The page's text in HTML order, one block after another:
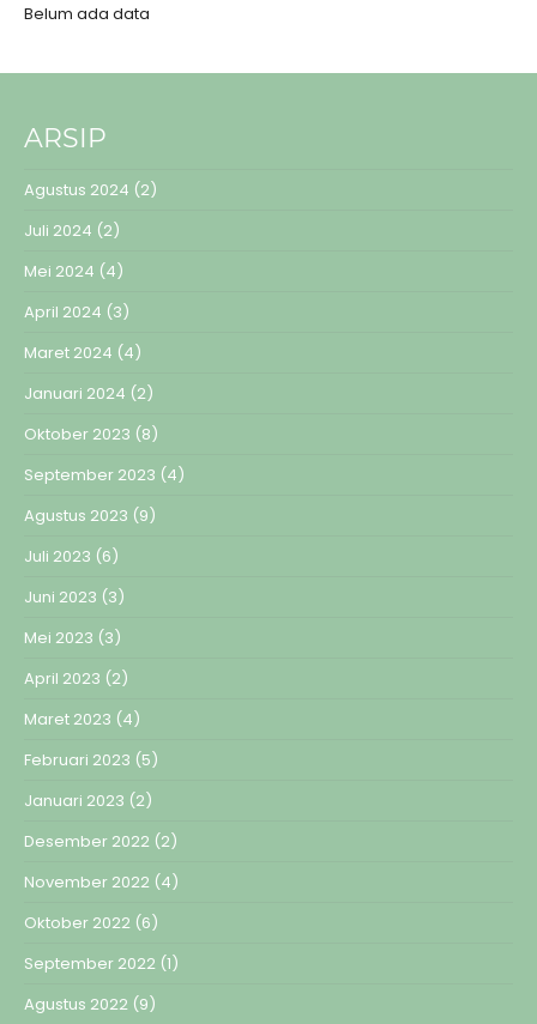
Belum ada data
ARSIP
Agustus 2024 (2)
Juli 2024 (2)
Mei 2024 (4)
April 2024 (3)
Maret 2024 (4)
Januari 2024 (2)
Oktober 2023 (8)
September 2023 (4)
Agustus 2023 (9)
Juli 2023 (6)
Juni 2023 (3)
Mei 2023 (3)
April 2023 (2)
Maret 2023 (4)
Februari 2023 (5)
Januari 2023 (2)
Desember 2022 (2)
November 2022 (4)
Oktober 2022 (6)
September 2022 (1)
Agustus 2022 (9)